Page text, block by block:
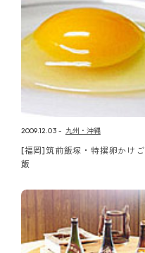
2009.12.03 九州・沖縄
[福岡]筑前飯塚・特撰卵かけご
飯